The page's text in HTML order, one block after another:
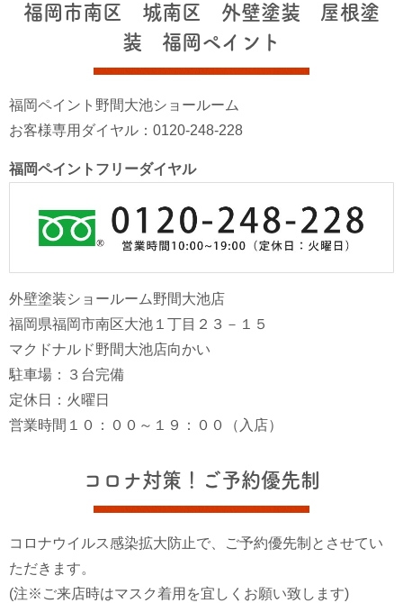
福岡市南区 城南区 外壁塗装 屋根塗
装 福岡ペイント
福岡ペイント野間大池ショールーム
お客様専用ダイヤル：0120-248-228
福岡ペイントフリーダイヤル
外壁塗装ショールーム野間大池店
福岡県福岡市南区大池１丁目２３－１５
マクドナルド野間大池店向かい
駐車場：３台完備
定休日：火曜日
営業時間１０：００～１９：００（入店）
コロナ対策！ご予約優先制
コロナウイルス感染拡大防止で、ご予約優先制とさせてい
ただきます。
(注※ご来店時はマスク着用を宜しくお願い致します)